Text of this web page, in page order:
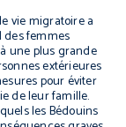
vie migratoire a
femmes
une plus grande
extérieures
pour éviter
de leur famille.
les Bédouins